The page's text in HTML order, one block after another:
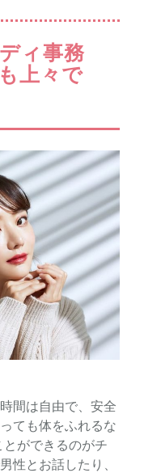
ィ事務
上々で
間は自由で、安全
ても体をふれるな
ができるのがチ
性とお話したり、